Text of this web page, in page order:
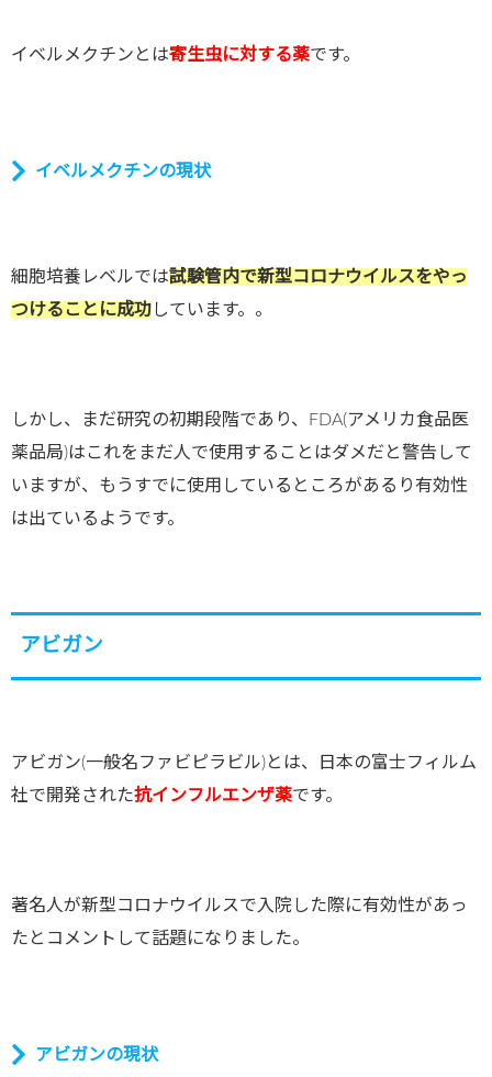
イベルメクチンとは寄生虫に対する薬です。
イベルメクチンの現状
細胞培養レベルでは試験管内で新型コロナウイルスをやっ
つけることに成功しています。。
しかし、まだ研究の初期段階であり、 FDA(アメリカ食品医
薬品局)はこれをまだ人で使用することはダメだと警告して
いますが、もうすでに使用しているところがあるり有効性
は出ているようです。
アビガン
アビガン(一般名ファビピラビル)とは、日本の富士フィルム
社で開発された抗インフルエンザ薬です。
著名人が新型コロナウイルスで入院した際に有効性があっ
たとコメントして話題になりました。
アビガンの現状